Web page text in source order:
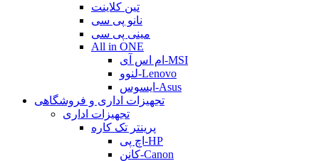
تین کلاینت
نانو پی سی
مینی پی سی
All in ONE
ام اس آی-MSI
لنوو-Lenovo
ایسوس-Asus
تجهیزات اداری و فروشگاهی
تجهیزات اداری
پرینتر تک کاره
اچ پی-HP
کانن-Canon